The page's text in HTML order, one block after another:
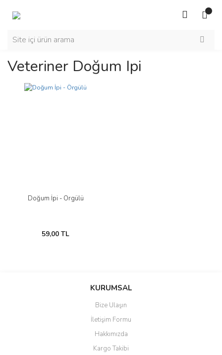
Veteriner Doğum Ipi
Doğum İpi - Örgülü
59,00 TL
KURUMSAL
Bize Ulaşın
İletişim Formu
Hakkımızda
Kargo Takibi